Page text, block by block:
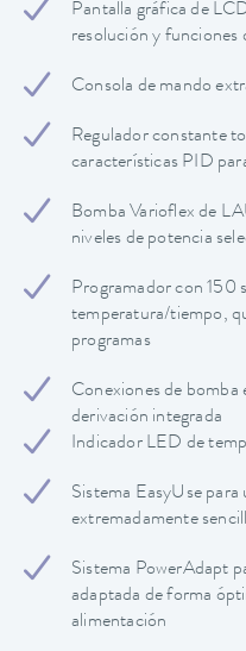
Pantalla gráfica de
resolución y funciones
Consola de mando
Regulador constante
características PID
Bomba Varioflex de
niveles de potencia
Programador con 150
temperatura/tiempo,
programas
Conexiones de bomba
derivación integrada
Indicador LED de
Sistema EasyUse
extremadamente
Sistema PowerAdapt
adaptada de forma
alimentación